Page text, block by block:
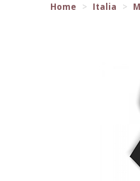
Home Italia